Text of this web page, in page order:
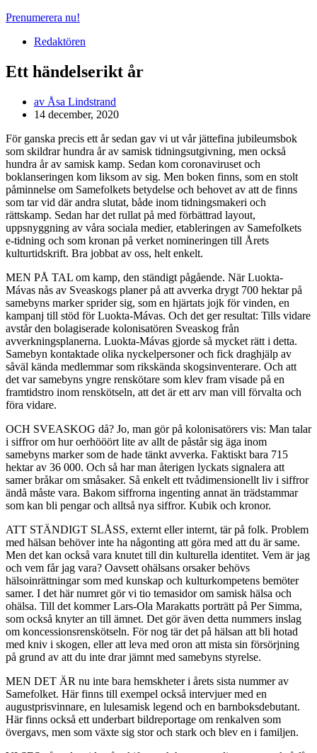
Prenumerera nu!
Redaktören
Ett händelserikt år
av Åsa Lindstrand
14 december, 2020
För ganska precis ett år sedan gav vi ut vår jättefina jubileumsbok
som skildrar hundra år av samisk tidningsutgivning, men också
hundra år av samisk kamp. Sedan kom coronaviruset och
boklanseringen kom liksom av sig. Men boken finns, som en stolt
påminnelse om Samefolkets betydelse och behovet av att de finns
som tar vid där andra slutat, både inom tidningsmakeri och
rättskamp. Sedan har det rullat på med förbättrad layout,
uppsnyggning av våra sociala medier, etableringen av Samefolkets
e-tidning och som kronan på verket nomineringen till Årets
kulturtidskrift. Bra jobbat av oss, helt enkelt.
MEN PÅ TAL om kamp, den ständigt pågående. När Luokta-
Mávas nås av Sveaskogs planer på att avverka drygt 700 hektar på
samebyns marker sprider sig, som en hjärtats jojk för vinden, en
kampanj till stöd för Luokta-Mávas. Och det ger resultat: Tills vidare
avstår den bolagiserade kolonisatören Sveaskog från
avverkningsplanerna. Luokta-Mávas gjorde så mycket rätt i detta.
Samebyn kontaktade olika nyckelpersoner och fick draghjälp av
såväl kända medlemmar som rikskända skogsinventerare. Och att
det var samebyns yngre renskötare som klev fram visade på en
framtidstro inom renskötseln, att det är ett arv man vill förvalta och
föra vidare.
OCH SVEASKOG då? Jo, man gör på kolonisatörers vis: Man talar
i siffror om hur oerhööört lite av allt de påstår sig äga inom
samebyns marker som de hade tänkt avverka. Faktiskt bara 715
hektar av 36 000. Och så har man återigen lyckats signalera att
samer bråkar om småsaker. Så enkelt ett tvådimensionellt liv i siffror
ändå måste vara. Bakom siffrorna ingenting annat än trädstammar
som kan bli pengar och alltså nya siffror. Kubik och kronor.
ATT STÄNDIGT SLÅSS, externt eller internt, tär på folk. Problem
med hälsan behöver inte ha någonting att göra med att du är same.
Men det kan också vara knutet till din kulturella identitet. Vem är jag
och vem får jag vara? Oavsett ohälsans orsaker behövs
hälsoinrättningar som med kunskap och kulturkompetens bemöter
samer. I det här numret gör vi tio temasidor om samisk hälsa och
ohälsa. Till det kommer Lars-Ola Marakatts porträtt på Per Simma,
som också knyter an till ämnet. Det gör även detta nummers inslag
om koncessionsrenskötseln. För nog tär det på hälsan att bli hotad
med kniv i skogen, eller att leva med oron att mista sin försörjning
på grund av att du inte drar jämnt med samebyns styrelse.
MEN DET ÄR nu inte bara hemskheter i årets sista nummer av
Samefolket. Här finns till exempel också intervjuer med en
augustprisvinnare, en lulesamisk legend och en barnboksdebutant.
Här finns också ett underbart bildreportage om renkalven som
övergavs, men som växte sig stor och stark och blev en i familjen.